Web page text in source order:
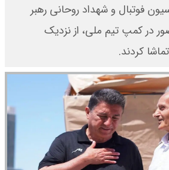
فوتبال و شهداد روحانی رهبر
در کمپ تیم ملی، از نزدیک
کردند.